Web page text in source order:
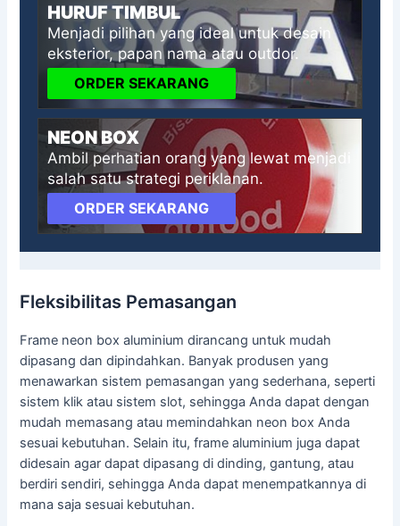
HURUF TIMBUL
Menjadi pilihan yang ideal untuk desain
eksterior, papan nama atau outdor.
ORDER SEKARANG
NEON BOX
Ambil perhatian orang yang lewat menjadi
salah satu strategi periklanan.
ORDER SEKARANG
Fleksibilitas Pemasangan
Frame neon box aluminium dirancang untuk mudah
dipasang dan dipindahkan. Banyak produsen yang
menawarkan sistem pemasangan yang sederhana, seperti
sistem klik atau sistem slot, sehingga Anda dapat dengan
mudah memasang atau memindahkan neon box Anda
sesuai kebutuhan. Selain itu, frame aluminium juga dapat
didesain agar dapat dipasang di dinding, gantung, atau
berdiri sendiri, sehingga Anda dapat menempatkannya di
mana saja sesuai kebutuhan.